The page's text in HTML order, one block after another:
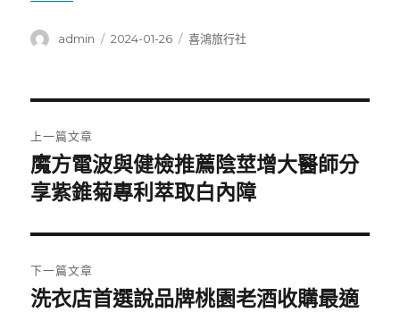
作
admin
發
2024-01-26
分
喜鴻旅行社
章
導
覽
上一篇文章
上
一
文
章:
魔方電波與健檢推薦陰莖增大醫師分
享紫錐菊專利萃取白內障
下一篇文章
下
洗衣店首選說品牌桃園老酒收購最適